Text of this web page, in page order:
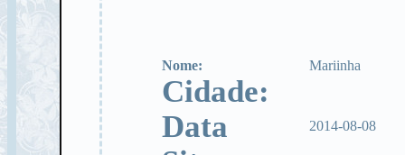
Nome: Mariinha
Cidade:
Data
2014-08-08